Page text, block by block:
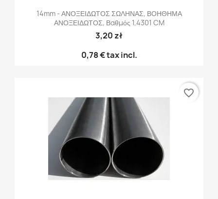
14mm - ΑΝΟΞΕΙΔΩΤΟΣ ΣΩΛΗΝΑΣ, ΒΟΗΘΗΜΑ
ΑΝΟΞΕΙΔΩΤΟΣ, Βαθμός 1,4301 CM
3,20 zł
0,78 €tax incl.
favorite_border